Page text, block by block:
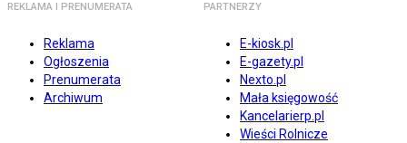
REKLAMA I PRENUMERATA
Reklama
Ogłoszenia
Prenumerata
Archiwum
PARTNERZY
E-kiosk.pl
E-gazety.pl
Nexto.pl
Mała księgowość
Kancelarierp.pl
Wieści Rolnicze